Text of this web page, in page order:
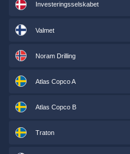
Investeringsselskabet
Valmet
Noram Drilling
Atlas Copco A
Atlas Copco B
Traton